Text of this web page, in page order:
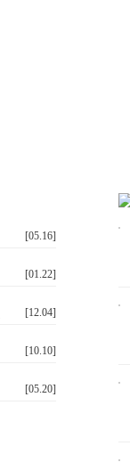
[05.16]
[01.22]
[12.04]
[10.10]
[05.20]